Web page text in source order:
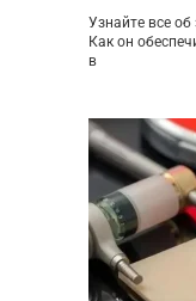
Узнайте все
Как он
в